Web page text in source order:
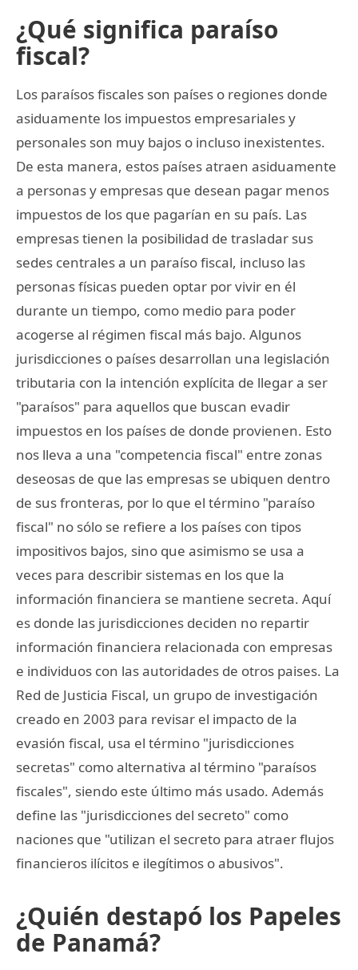
¿Qué significa paraíso
fiscal?
Los paraísos fiscales son países o regiones donde
asiduamente los impuestos empresariales y
personales son muy bajos o incluso inexistentes.
De esta manera, estos países atraen asiduamente
a personas y empresas que desean pagar menos
impuestos de los que pagarían en su país. Las
empresas tienen la posibilidad de trasladar sus
sedes centrales a un paraíso fiscal, incluso las
personas físicas pueden optar por vivir en él
durante un tiempo, como medio para poder
acogerse al régimen fiscal más bajo. Algunos
jurisdicciones o países desarrollan una legislación
tributaria con la intención explícita de llegar a ser
"paraísos" para aquellos que buscan evadir
impuestos en los países de donde provienen. Esto
nos lleva a una "competencia fiscal" entre zonas
deseosas de que las empresas se ubiquen dentro
de sus fronteras, por lo que el término "paraíso
fiscal" no sólo se refiere a los países con tipos
impositivos bajos, sino que asimismo se usa a
veces para describir sistemas en los que la
información financiera se mantiene secreta. Aquí
es donde las jurisdicciones deciden no repartir
información financiera relacionada con empresas
e individuos con las autoridades de otros paises. La
Red de Justicia Fiscal, un grupo de investigación
creado en 2003 para revisar el impacto de la
evasión fiscal, usa el término "jurisdicciones
secretas" como alternativa al término "paraísos
fiscales", siendo este último más usado. Además
define las "jurisdicciones del secreto" como
naciones que "utilizan el secreto para atraer flujos
financieros ilícitos e ilegítimos o abusivos".
¿Quién destapó los Papeles
de Panamá?